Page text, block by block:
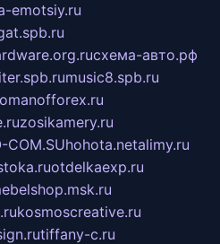
emotsiy.ru
схема-авто.рф
music8.spb.ru
zosikamery.ru
COM.SUhohota.netalimy.ru
otdelkaexp.ru
kosmoscreative.ru
tiffany-c.ru